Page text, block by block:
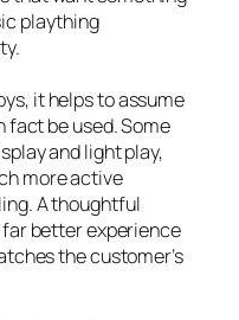
plaything
it helps to assume
fact be used. Some
and light play,
more active
A thoughtful
better experience
the customer’s